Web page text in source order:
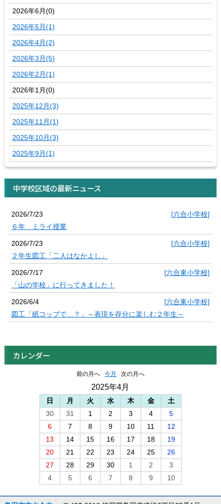
2026年6月(0)
2026年5月(1)
2026年4月(2)
2026年3月(5)
2026年2月(1)
2026年1月(0)
2025年12月(3)
2025年11月(1)
2025年10月(3)
2025年9月(1)
中学校区域の最新ニュース
2026/7/23
[六合小学校]
６年 ミライ授業
2026/7/23
[六合小学校]
２年生図工「二人はなかよし」
2026/7/17
[六合東小学校]
「山の学校」に行ってきました！
2026/6/4
[六合東小学校]
図工「紙コップで…？」～表現を存分に楽しむ２年生～
カレンダー
前の月へ 今月 次の月へ
2025年4月
日 月 火 水 木 金
土
30
31 1 2 3 4
5
6
7 8 9 10 11
12
13
14 15 16 17 18
19
20
21 22 23 24 25
26
27
28 29 30 1 2
3
4
5 6 7 8 9 10